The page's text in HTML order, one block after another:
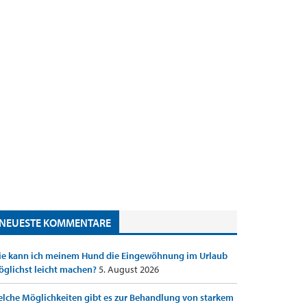
NEUESTE KOMMENTARE
kann ich meinem Hund die Eingewöhnung im Urlaub
leicht machen?5. August 2026
Möglichkeiten gibt es zur Behandlung von starkem